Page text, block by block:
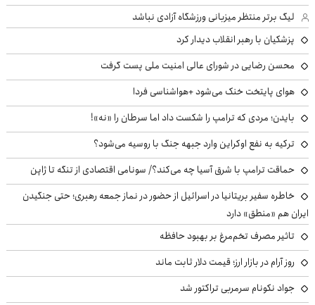
لیگ برتر منتظر میزبانی ورزشگاه آزادی نباشد
پزشکیان با رهبر انقلاب دیدار کرد
محسن رضایی در شورای عالی امنیت ملی پست گرفت
هوای پایتخت خنک می‌شود +هواشناسی فردا
بایدن؛ مردی که ترامپ را شکست داد اما سرطان را «نه»!
ترکیه به نفع اوکراین وارد جبهه جنگ با روسیه می‌شود؟
حماقت ترامپ با شرق آسیا چه می‌کند؟/ سونامی اقتصادی از تنگه تا ژاپن
خاطره سفیر بریتانیا در اسرائیل از حضور در نماز جمعه رهبری؛ حتی جنگیدن
ایران هم «منطق» دارد
تاثیر مصرف تخم‌مرغ بر بهبود حافظه
روز آرام در بازار ارز؛ قیمت دلار ثابت ماند
جواد نکونام سرمربی تراکتور شد